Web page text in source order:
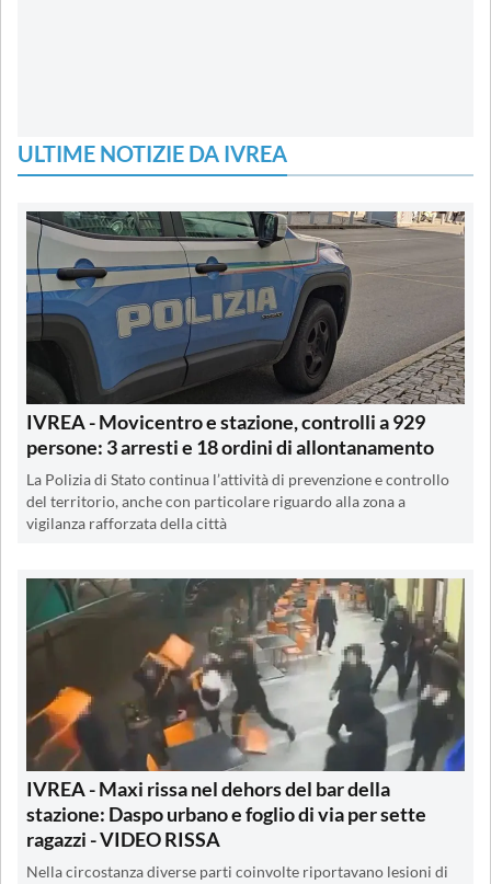
ULTIME NOTIZIE DA IVREA
IVREA - Movicentro e stazione, controlli a 929
persone: 3 arresti e 18 ordini di allontanamento
La Polizia di Stato continua l’attività di prevenzione e controllo
del territorio, anche con particolare riguardo alla zona a
vigilanza rafforzata della città
IVREA - Maxi rissa nel dehors del bar della
stazione: Daspo urbano e foglio di via per sette
ragazzi - VIDEO RISSA
Nella circostanza diverse parti coinvolte riportavano lesioni di